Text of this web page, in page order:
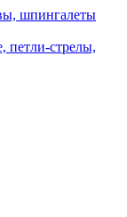
шпингалеты
петли-стрелы,